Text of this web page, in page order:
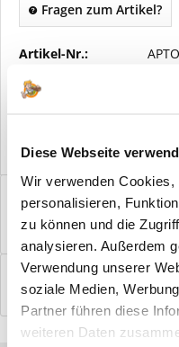
Diese Webseite
Wir verwenden
personalisieren,
zu können und die
analysieren. Außerdem
Verwendung unserer
soziale Medien,
Partner führen diese
weiteren Daten
Fragen zum Artikel?
Artikel-Nr.:
Vorteile
Windfangelemente online
einbaufertig bestellen. In
Bewertungen
0
Bewertungen lesen,